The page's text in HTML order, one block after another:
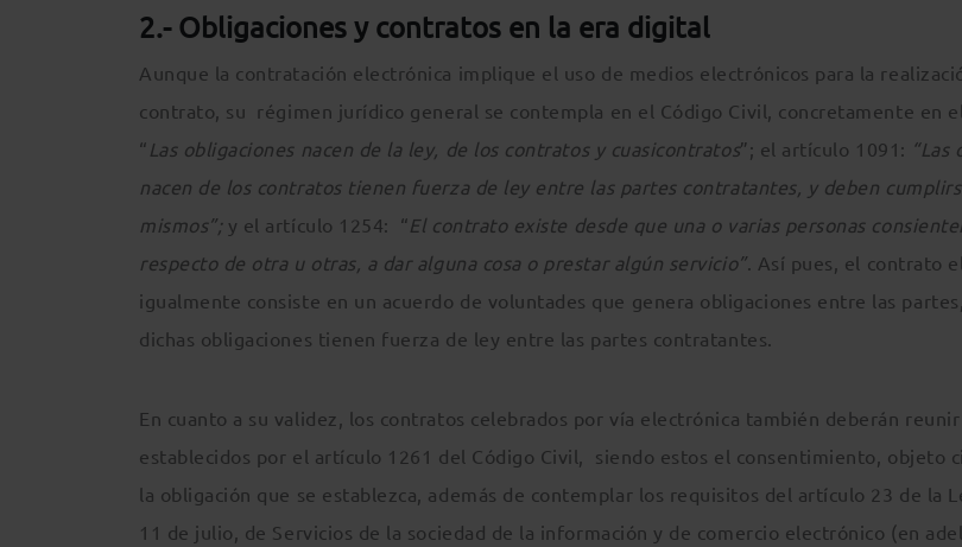
2.- Obligaciones y contratos en la era digital
Aunque la contratación electrónica implique el uso de medios electrónicos para la
contrato, su régimen jurídico general se contempla en el Código Civil, concretamente en
“ Las obligaciones nacen de la ley, de los contratos y cuasicontratos”; el artículo 1091: “Las
nacen de los contratos tienen fuerza de ley entre las partes contratantes, y deben
mismos”;y el artículo 1254: “El contrato existe desde que una o varias personas
respecto de otra u otras, a dar alguna cosa o prestar algún servicio”. Así pues, el contrato
igualmente consiste en un acuerdo de voluntades que genera obligaciones entre las
dichas obligaciones tienen fuerza de ley entre las partes contratantes.
En cuanto a su validez, los contratos celebrados por vía electrónica también deberán
establecidos por el artículo 1261 del Código Civil, siendo estos el consentimiento, objeto
la obligación que se establezca, además de contemplar los requisitos del artículo 23 de la
11 de julio, de Servicios de la sociedad de la información y de comercio electrónico (en